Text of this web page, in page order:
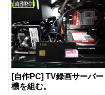
自作PC
[自作PC] TV録画サーバー
機を組む。